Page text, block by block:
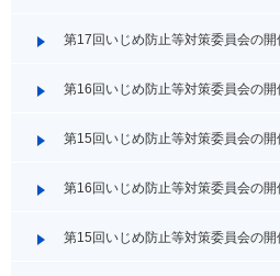
第17回いじめ防止等対策委員会の
第16回いじめ防止等対策委員会の
第15回いじめ防止等対策委員会の
第16回いじめ防止等対策委員会の開
第15回いじめ防止等対策委員会の開